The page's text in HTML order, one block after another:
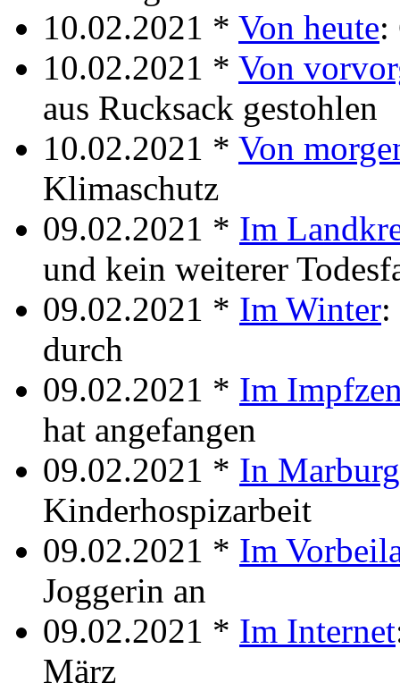
10.02.2021 * Von heute:
10.02.2021 * Von
aus Rucksack gestohlen
10.02.2021 * Von
Klimaschutz
09.02.2021 * Im
und kein weiterer
09.02.2021 * Im Winter:
durch
09.02.2021 * Im
hat angefangen
09.02.2021 * In Marburg
Kinderhospizarbeit
09.02.2021 * Im
Joggerin an
09.02.2021 * Im Internet
März